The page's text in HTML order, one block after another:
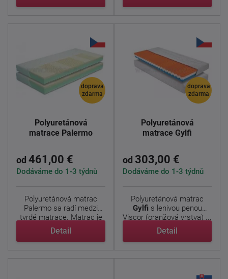
doprava
zdarma
Polyuretánová
matrace Palermo
od 461,00 €
Dodáváme do 1-3 týdnů
Polyuretánová matrac
Palermo sa radí medzi
tvrdé matrace. Matrac je
...
Detail
doprava
zdarma
Polyuretánová
matrace Gylfi
od 303,00 €
Dodáváme do 1-3 týdnů
Polyuretánová matrac
Gylfi s lenivou penou
Viscor (oranžová vrstva) ...
Detail